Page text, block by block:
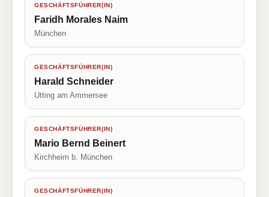
GESCHÄFTSFÜHRER(IN)
Faridh Morales Naim
München
GESCHÄFTSFÜHRER(IN)
Harald Schneider
Utting am Ammersee
GESCHÄFTSFÜHRER(IN)
Mario Bernd Beinert
Kirchheim b. München
GESCHÄFTSFÜHRER(IN)